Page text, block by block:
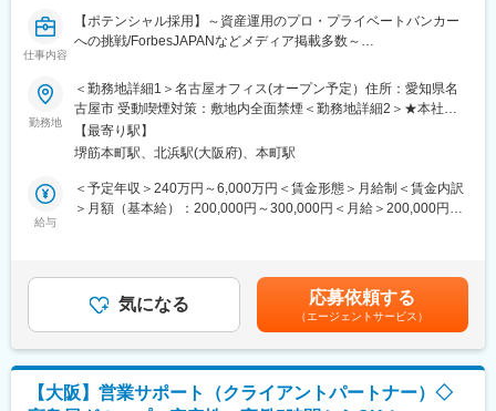
わたってお客様をご担当頂きます。
[営業スタイル]
当頂きます。場合によってはお客様からのご紹介で新たに担当ア
サインとなりますが、基本的に新規開拓はございません。
■インセンティブ制度
関係無く、実績の分だけ給与に反映。
詳細は面接にてご説明させて頂きますが、考え方としては「個人
創立5年で残高300億円に達した、独立系企業。『JAM WRAP』と
いうアドバイザーがつく一任運用サービスを開始し、手数料も業
界最低水準の1％と他社に先駆けて高度なサービスを展開。また、
直近ではNECと資本提携をし、ますます事業拡大中です。今後、
富裕層中心のアプローチのみならず、経営層である20代～30代に
も注力し、事業拡大を図っています。
仕事内容
【ポテンシャル採用】～資産運用のプロ・プライベートバンカー
への挑戦/ForbesJAPANなどメディア掲載多数～
当社では「お金で困る人がいない世界」の実現を目指し、富裕層
のお客様に向けて資産運用、財産管理、承継等のコンサルティン
グを行い、社会全体の課題解決に取り組んでいます。
■業務内容：
プライベートバンカー（資産運用アドバイザー）として以下の業
務をお任せいたします。
スを行い、次世代、またその先を見据え、専門家と協働し各プロ
ジェクトの成功を牽引します。
※営業スタイル：電話・商談（外回り）
当としてつき、成長・活躍できるようOJTを実行していきます。
新規開拓からアフターフォロー、独り立ちまでしっかりとサポー
勤務地
＜勤務地詳細1＞名古屋オフィス(オープン予定）住所：愛知県名
古屋市 受動喫煙対策：敷地内全面禁煙＜勤務地詳細2＞★本社
（2024年9月～）住所：大阪府大阪市中央区瓦町2-5-8 受動喫煙対
策：敷地内全面禁煙変更の範囲：会社の定める事業所
【最寄り駅】
堺筋本町駅、北浜駅(大阪府)、本町駅
給与
＜予定年収＞240万円～6,000万円＜賃金形態＞月給制＜賃金内訳
＞月額（基本給）：200,000円～300,000円＜月給＞200,000円～
詳細は面談時にお伝えいたします。賃金はあくまでも目安の金額
であり、選考を通じて上下する可能性があります。月給(月額)は固
定手当を含めた表記です。
気になる 応募依頼する
（エージェントサービス）
【大阪】営業サポート（クライアントパートナー）◇